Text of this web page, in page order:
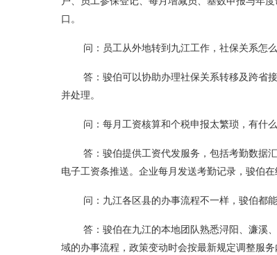
口。
问：员工从外地转到九江工作，社保关系怎
答：骏伯可以协助办理社保关系转移及跨省
并处理。
问：每月工资核算和个税申报太繁琐，有什
答：骏伯提供工资代发服务，包括考勤数据
电子工资条推送。企业每月发送考勤记录，骏伯
问：九江各区县的办事流程不一样，骏伯都
答：骏伯在九江的本地团队熟悉浔阳、濂溪
域的办事流程，政策变动时会按最新规定调整服